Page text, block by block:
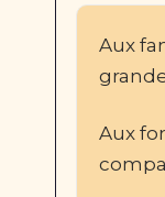
Aux
Aux